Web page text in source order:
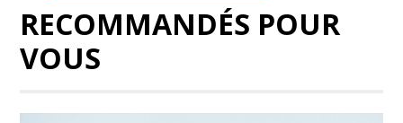
RECOMMANDÉS POUR
VOUS